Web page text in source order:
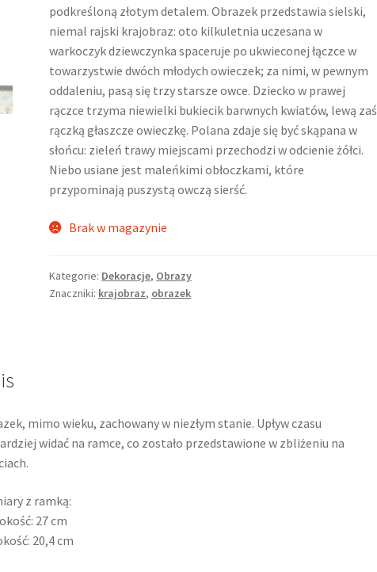
podkreśloną złotym detalem. Obrazek przedstawia sielski,
niemal rajski krajobraz: oto kilkuletnia uczesana w
warkoczyk dziewczynka spaceruje po ukwieconej łączce w
towarzystwie dwóch młodych owieczek; za nimi, w pewnym
oddaleniu, pasą się trzy starsze owce. Dziecko w prawej
rączce trzyma niewielki bukiecik barwnych kwiatów, lewą zaś
rączką głaszcze owieczkę. Polana zdaje się być skąpana w
słońcu: zieleń trawy miejscami przechodzi w odcienie żółci.
Niebo usiane jest maleńkimi obłoczkami, które
przypominają puszystą owczą sierść.
Brak w magazynie
Kategorie: Dekoracje, Obrazy
Znaczniki: krajobraz, obrazek
mimo wieku, zachowany w niezłym stanie. Upływ czasu
widać na ramce, co zostało przedstawione w zbliżeniu na
z ramką:
27 cm
20,4 cm